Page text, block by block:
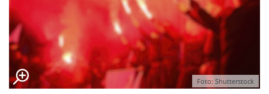
Foto: Shutterstock